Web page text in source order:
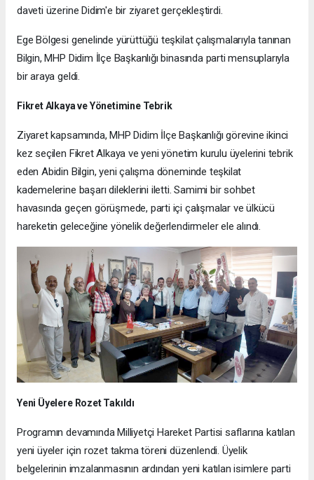
daveti üzerine Didim'e bir ziyaret gerçekleştirdi.
Ege Bölgesi genelinde yürüttüğü teşkilat çalışmalarıyla tanınan
Bilgin, MHP Didim İlçe Başkanlığı binasında parti mensuplarıyla
bir araya geldi.
Fikret Alkaya ve Yönetimine Tebrik
Ziyaret kapsamında, MHP Didim İlçe Başkanlığı görevine ikinci
kez seçilen Fikret Alkaya ve yeni yönetim kurulu üyelerini tebrik
eden Abidin Bilgin, yeni çalışma döneminde teşkilat
kademelerine başarı dileklerini iletti. Samimi bir sohbet
havasında geçen görüşmede, parti içi çalışmalar ve ülkücü
hareketin geleceğine yönelik değerlendirmeler ele alındı.
Yeni Üyelere Rozet Takıldı
Programın devamında Milliyetçi Hareket Partisi saflarına katılan
yeni üyeler için rozet takma töreni düzenlendi. Üyelik
belgelerinin imzalanmasının ardından yeni katılan isimlere parti